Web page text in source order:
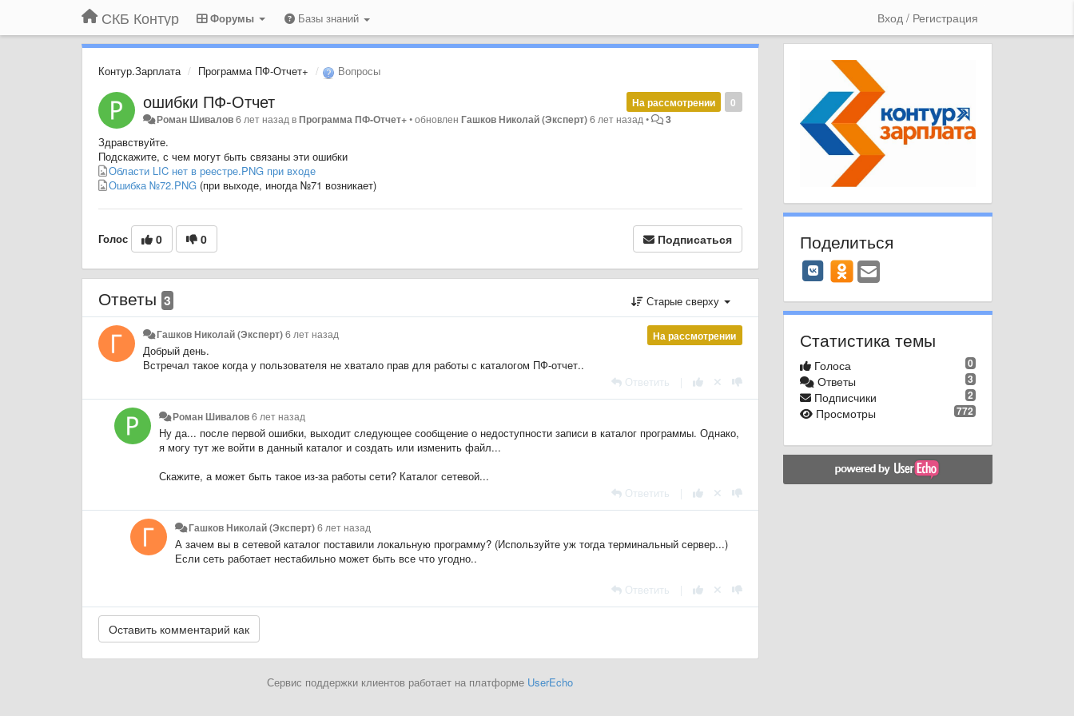
СКБ Контур Форумы Базы знаний Вход / Регистрация
Контур.Зарплата Программа ПФ-Отчет+ Вопросы
0
На рассмотрении
ошибки ПФ-Отчет
Роман Шивалов6 лет назад вПрограмма ПФ-Отчет+•обновленГашков Николай (Эксперт)6 лет назад • 3
Здравствуйте.
Подскажите, с чем могут быть связаны эти ошибки
Области LIC нет в реестре.PNG при входе
Ошибка №72.PNG (при выходе, иногда №71 возникает)
Голос 0 0 Подписаться
Ответы 3 Старые сверху
На рассмотрении
Гашков Николай (Эксперт)6 лет назад
Добрый день.
Встречал такое когда у пользователя не хватало прав для работы с каталогом ПФ-отчет..
Ответить
Роман Шивалов6 лет назад
Ну да... после первой ошибки, выходит следующее сообщение о недоступности записи в каталог программы. Однако,
я могу тут же войти в данный каталог и создать или изменить файл...
Скажите, а может быть такое из-за работы сети? Каталог сетевой...
Ответить
Гашков Николай (Эксперт)6 лет назад
А зачем вы в сетевой каталог поставили локальную программу? (Используйте уж тогда терминальный сервер...)
Если сеть работает нестабильно может быть все что угодно..
Ответить
Сервис поддержки клиентов работает на платформе UserEcho
Поделиться
Статистика темы
0
Голоса
3
Ответы
2
Подписчики
772
Просмотры